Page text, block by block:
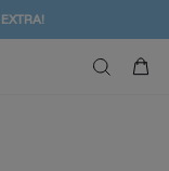
€ >>